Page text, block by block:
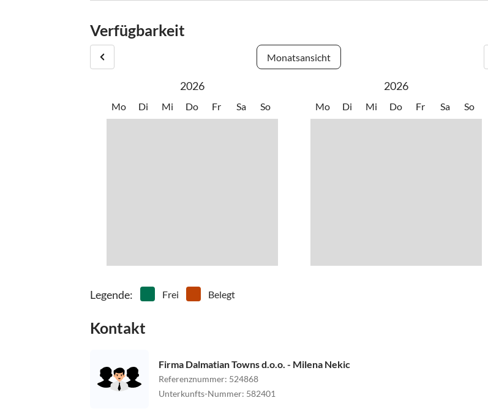
Verfügbarkeit
Monatsansicht
2026
Mo Di Mi Do Fr Sa So
2026
Mo Di Mi Do Fr Sa So
Legende: Frei Belegt
Kontakt
Firma Dalmatian Towns d.o.o. - Milena Nekic
Referenznummer: 524868
Unterkunfts-Nummer: 582401